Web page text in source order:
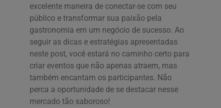
excelente maneira de conectar-se com seu
público e transformar sua paixão pela
gastronomia em um negócio de sucesso. Ao
seguir as dicas e estratégias apresentadas
neste post, você estará no caminho certo para
criar eventos que não apenas atraem, mas
também encantam os participantes. Não
perca a oportunidade de se destacar nesse
mercado tão saboroso!